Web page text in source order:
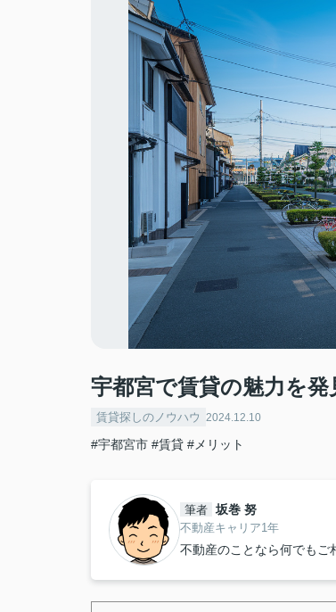
宇都宮で賃貸の魅力を
賃貸探しのノウハウ 2024.12.10
#宇都宮市 #賃貸 #メリット
筆者 坂巻 努
不動産キャリア1年
不動産のことなら何でもご